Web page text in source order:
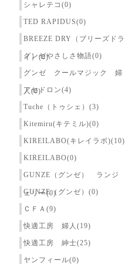
シャレテコ(0)
TED RAPIDUS(0)
BREEZE DRY（ブリーズドラ
イ）(0)
グンゼやさしさ物語(0)
グンゼ クールマジック 婦
人(0)
アセドロン(4)
Tuche（トゥシェ）(3)
Kitemiru(キテミル)(0)
KIREILABO(キレイラボ)(10)
KIREILABO(0)
GUNZE（グンゼ） ランジ
ェリー(0)
GUNZE（グンゼ）(0)
ＣＦＡ(9)
快適工房 婦人(19)
快適工房 紳士(25)
ヤンフィール(0)